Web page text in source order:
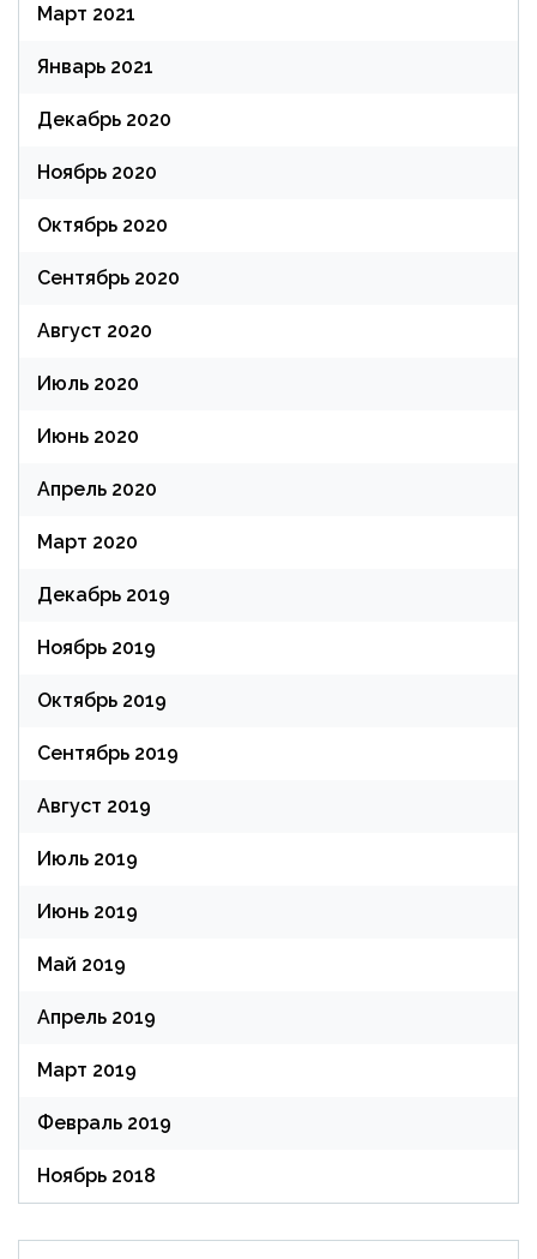
Март 2021
Январь 2021
Декабрь 2020
Ноябрь 2020
Октябрь 2020
Сентябрь 2020
Август 2020
Июль 2020
Июнь 2020
Апрель 2020
Март 2020
Декабрь 2019
Ноябрь 2019
Октябрь 2019
Сентябрь 2019
Август 2019
Июль 2019
Июнь 2019
Май 2019
Апрель 2019
Март 2019
Февраль 2019
Ноябрь 2018